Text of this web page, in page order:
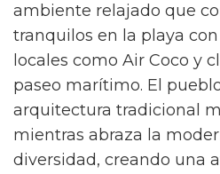
ambiente relajado que
tranquilos en la playa
locales como Air Coco y
paseo marítimo. El
arquitectura tradicional
mientras abraza la
diversidad, creando una